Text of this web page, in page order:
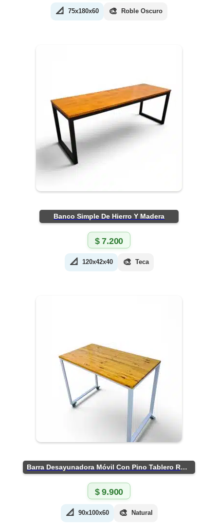
📐 75x180x60 🎨 Roble Oscuro
Banco Simple De Hierro Y Madera
$7.200
📐 120x42x40 🎨 Teca
Barra Desayunadora Móvil Con Pino Tablero Rústico
$9.900
📐 90x100x60 🎨 Natural